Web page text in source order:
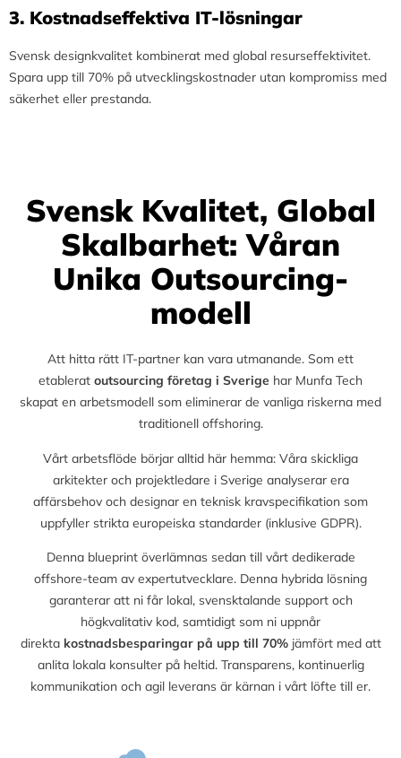
3.⁠ ⁠Kostnadseffektiva IT-lösningar
Svensk designkvalitet kombinerat med global resurseffektivitet.
Spara upp till 70% på utvecklingskostnader utan kompromiss med
säkerhet eller prestanda.
Svensk Kvalitet, Global
Skalbarhet: Våran
Unika Outsourcing-
modell
Att hitta rätt IT-partner kan vara utmanande. Som ett
etablerat outsourcing företag i Sverige har Munfa Tech
skapat en arbetsmodell som eliminerar de vanliga riskerna med
traditionell offshoring.
Vårt arbetsflöde börjar alltid här hemma: Våra skickliga
arkitekter och projektledare i Sverige analyserar era
affärsbehov och designar en teknisk kravspecifikation som
uppfyller strikta europeiska standarder (inklusive GDPR).
Denna blueprint överlämnas sedan till vårt dedikerade
offshore-team av expertutvecklare. Denna hybrida lösning
garanterar att ni får lokal, svensktalande support och
högkvalitativ kod, samtidigt som ni uppnår
direkta kostnadsbesparingar på upp till 70%jämfört med att
anlita lokala konsulter på heltid. Transparens, kontinuerlig
kommunikation och agil leverans är kärnan i vårt löfte till er.